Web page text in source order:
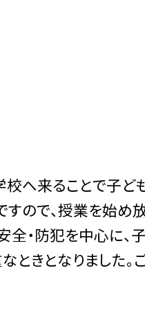
校へ来ることで子ど
すので、授業を始め
・防犯を中心に、
きとなりました。